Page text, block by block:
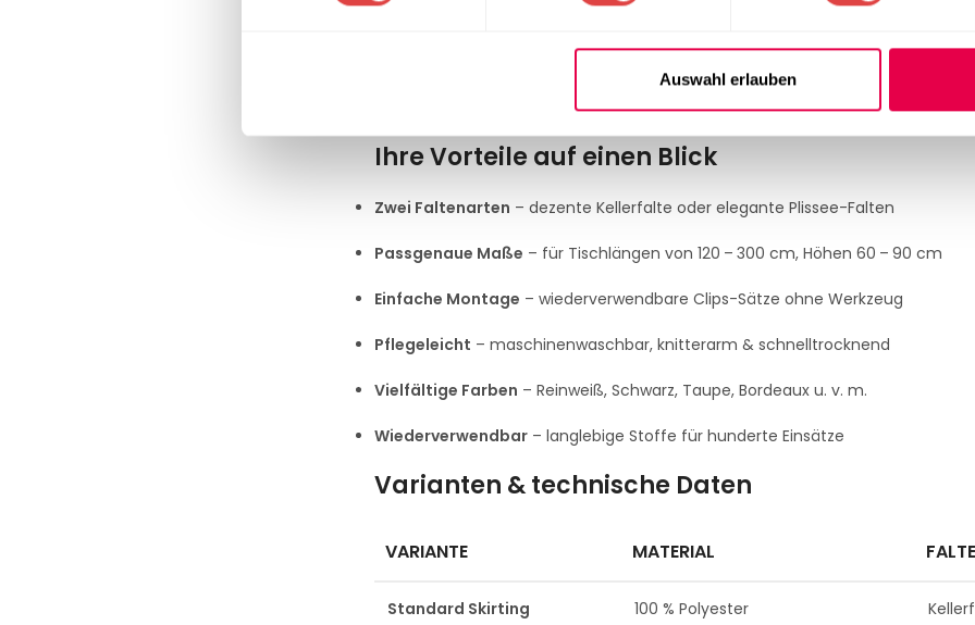
Auswahl erlauben
Verleihen Sie Ihren Buffets und Theken ein sauberes, elegantes Finish.
genannt,
Montage-Clipssitzen Tischröcke schnell
mehrfach waschbar, farbecht und knitterarm.
Ihre Vorteile auf einen Blick
Zwei Faltenarten – dezente Kellerfalte oder elegante Plissee-Falten
Passgenaue Maße – für Tischlängen von 120 – 300 cm, Höhen 60 – 90 cm
Einfache Montage – wiederverwendbare Clips-Sätze ohne Werkzeug
Pflegeleicht – maschinenwaschbar, knitterarm & schnelltrocknend
Vielfältige Farben – Reinweiß, Schwarz, Taupe, Bordeaux u. v. m.
Wiederverwendbar– langlebige Stoffe für hunderte Einsätze
Varianten & technische Daten
VARIANTE MATERIAL
Standard Skirting 100 % Polyester